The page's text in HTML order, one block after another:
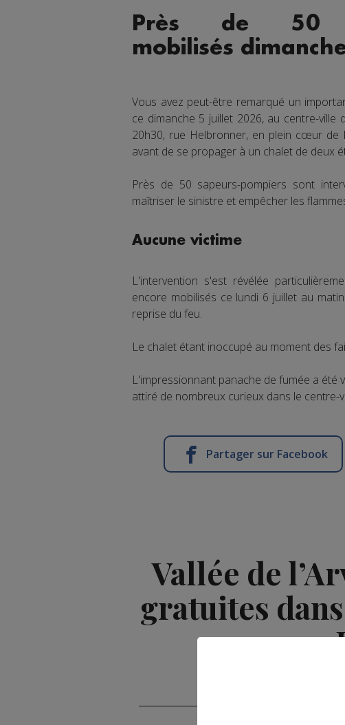
Près de 50
mobilisés
Vous avez peut-être remarqué un
ce dimanche 5 juillet 2026, au centre-ville
20h30, rue Helbronner, en plein cœur
avant de se propager à un chalet de deux
Près de 50 sapeurs-pompiers sont
maîtriser le sinistre et empêcher les
Aucune victime
L'intervention s'est révélée
encore mobilisés ce lundi 6 juillet au
reprise du feu.
Le chalet étant inoccupé au moment des
L'impressionnant panache de fumée a été
attiré de nombreux curieux dans le centre-
Partager sur Facebook
Vallée de
gratuites